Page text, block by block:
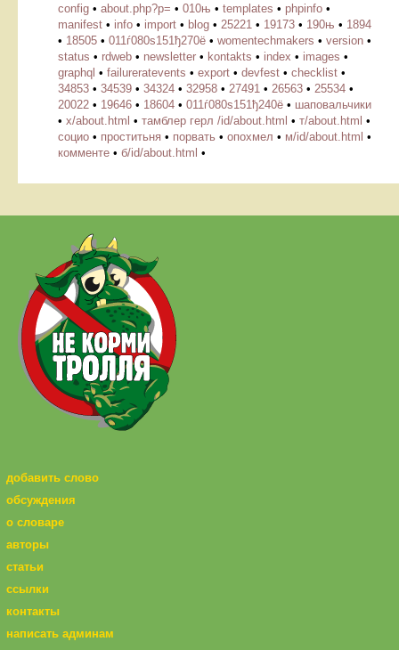
config • about.php?p= • 010њ • templates • phpinfo •
manifest • info • import • blog • 25221 • 19173 • 190њ • 1894
• 18505 • 011ѓ080ѕ151ђ270ё • womentechmakers • version •
status • rdweb • newsletter • kontakts • index • images •
graphql • failureratevents • export • devfest • checklist •
34853 • 34539 • 34324 • 32958 • 27491 • 26563 • 25534 •
20022 • 19646 • 18604 • 011ѓ080ѕ151ђ240ё • шаповальчики
• х/about.html • тамблер герл /id/about.html • т/about.html •
социо • проститьня • порвать • опохмел • м/id/about.html •
комменте • б/id/about.html •
добавить слово
обсуждения
о словаре
авторы
статьи
ссылки
контакты
написать админам